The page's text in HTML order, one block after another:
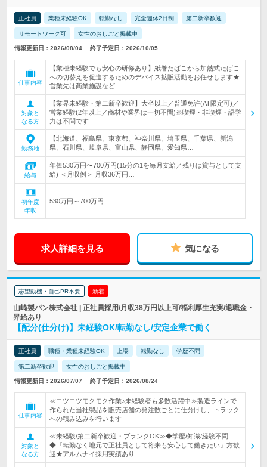
正社員 業種未経験OK 転勤なし 完全週休2日制 第二新卒歓迎
リモートワーク可 女性のおしごと掲載中
情報更新日：2026/08/04 終了予定日：2026/10/05
仕事内容
【業種未経験でも安心の研修あり】紙巻たばこから加熱式たばこ
への切替えを促進するためのデバイス拡販活動をお任せします★
営業先は商業施設など
対象と
なる方
【業界未経験・第二新卒歓迎】大卒以上／普通免許(AT限定可)／
営業経験(2年以上／商材や業界は一切不問)※喫煙・非喫煙・語学
力は不問です
勤務地
【北海道、福島県、東京都、神奈川県、埼玉県、千葉県、新潟
県、石川県、岐阜県、富山県、静岡県、愛知県…
給与
年俸530万円〜700万円(15分の1を毎月支給／残りは賞与として支
給) ＜月収例＞ 月収36万円…
初年度
年収
530万円～700万円
求人詳細を見る 気になる
志望動機・自己PR不要 新着
山崎製パン株式会社 | 正社員採用/月収38万円以上可/福利厚生充実/退職金・
昇給あり
【配分(仕分け)】未経験OK/転勤なし/安定企業で働く
正社員 職種・業種未経験OK 上場 転勤なし 学歴不問
第二新卒歓迎 女性のおしごと掲載中
情報更新日：2026/07/07 終了予定日：2026/08/24
仕事内容
≪コツコツモクモク作業♪未経験者も多数活躍中≫製造ラインで
作られた当社製品を販売店舗の発注数ごとに仕分けし、トラック
への積み込みを行います
対象と
なる方
≪未経験/第二新卒歓迎・ブランクOK≫◆学歴/知識/経験不問
◆『転勤なく地元で正社員として将来も安心して働きたい』方歓
迎★アルムナイ採用実績あり